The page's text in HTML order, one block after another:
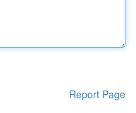
Report Page